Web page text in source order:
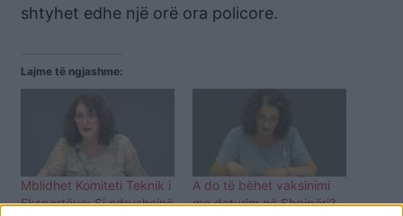
shtyhet edhe një orë ora policore.
Lajme të ngjashme:
Mblidhet Komiteti Teknik i
Ekspertëve: Si ndryshojnë
A do të bëhet vaksinimi
me detyrim në Shqipëri?